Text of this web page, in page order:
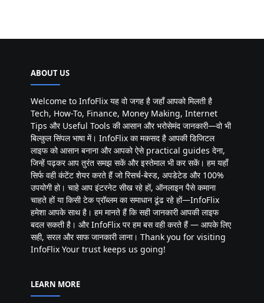
ABOUT US
Welcome to InfoFlix यह वो जगह है जहाँ आपको मिलती है
Tech, How-To, Finance, Money Making, Internet
Tips और Useful Tools की आसान और भरोसेमंद जानकारी—वो भी
बिल्कुल सिंपल भाषा में। InfoFlix का मकसद है आपकी डिजिटल
लाइफ को आसान बनाना और आपको ऐसे practical guides देना,
जिन्हें पढ़कर आप तुरंत समझ सकें और इस्तेमाल भी कर सकें। हम यहाँ
सिर्फ वही कंटेंट शेयर करते हैं जो रिसर्च-बेस्ड, अपडेटेड और 100%
उपयोगी हो। चाहे आप इंटरनेट सीख रहे हों, ऑनलाइन पैसे कमाना
चाहते हों या किसी टेक प्रॉब्लम का समाधान ढूंढ रहे हों—InfoFlix
हमेशा आपके साथ है। हम मानते हैं कि सही जानकारी आपकी लाइफ
बदल सकती है। और InfoFlix पर हम बस वही करते हैं — आपके लिए
सही, सरल और साफ जानकारी लाना। Thank you for visiting
InfoFlix Your trust keeps us going!
LEARN MORE